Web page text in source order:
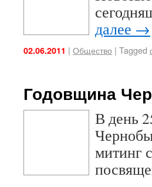
далее →
02.06.2011 | Общество | Tagged
Годовщина
В день
митинг